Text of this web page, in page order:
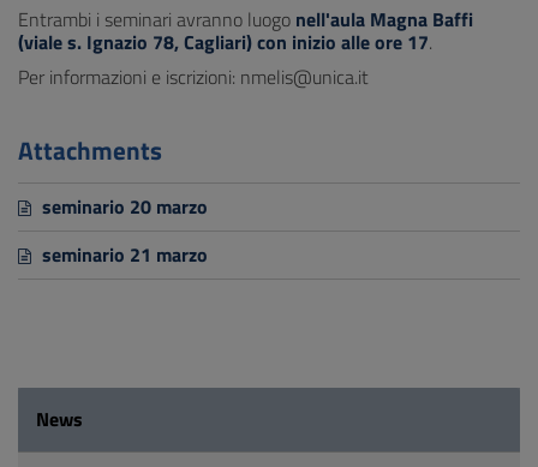
Entrambi i seminari avranno luogo nell'aula Magna Baffi
(viale s. Ignazio 78, Cagliari) con inizio alle ore 17.
Per informazioni e iscrizioni: nmelis@unica.it
Attachments
seminario 20 marzo
seminario 21 marzo
News